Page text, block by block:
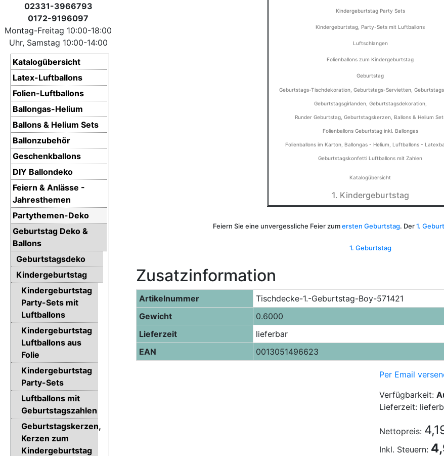
Kindergeburtstag Party Sets
Kindergeburtstag, Party-Sets mit Luftballons
Luftschlangen
Folienballons zum Kindergeburtstag
Geburtstag
Geburtstags-Tischdekoration Geburtstags-Servietten
Geburtstagsgirlanden, Geburtstagsdekoration,
Runder Geburtstag, Geburtstagskerzen, Ballons & Helium
Folienballons Geburtstag inkl. Ballongas
Folienballons im Karton, Ballongas - Helium Luftballons -
Geburtstagskonfetti Luftballons mit Zahlen
Katalogübersicht
1. Kindergeburtstag
Feiern Sie eine unvergessliche Feier zumersten Geburtstag. Der1.
1. Geburtstag
Zusatzinformation
Artikelnummer
Tischdecke-1.-Geburtstag-Boy-571421
Gewicht
0.6000
Lieferzeit
lieferbar
EAN
0013051496623
Per Email
Verfügbarkeit:
Lieferzeit:
Nettopreis:
Inkl. Steuern:
02331-3966793
0172-9196097
Montag-Freitag 10:00-18:00
Uhr, Samstag 10:00-14:00
Katalogübersicht
Latex-Luftballons
Folien-Luftballons
Ballongas-Helium
Ballons & Helium Sets
Ballonzubehör
Geschenkballons
DIY Ballondeko
Feiern & Anlässe -
Jahresthemen
Partythemen-Deko
Geburtstag Deko &
Ballons
Geburtstagsdeko
Kindergeburtstag
Kindergeburtstag
Party-Sets mit
Luftballons
Kindergeburtstag
Luftballons aus
Folie
Kindergeburtstag
Party-Sets
Luftballons mit
Geburtstagszahlen
Geburtstagskerzen,
Kerzen zum
Kindergeburtstag